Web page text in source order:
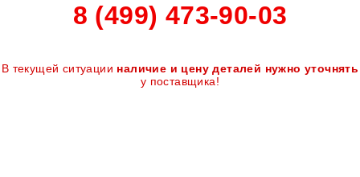
8 (499) 473-90-03
В текущей ситуации наличие и цену деталей нужно уточнять
у поставщика!